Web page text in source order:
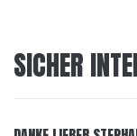
SICHER